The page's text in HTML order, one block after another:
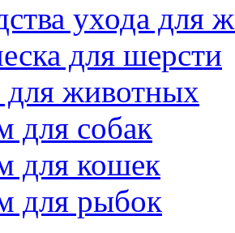
ухода для
для шерсти
животных
для собак
для кошек
для рыбок